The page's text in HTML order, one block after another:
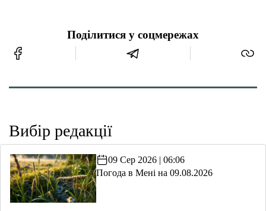
Поділитися у соцмережах
Вибір редакції
09 Сер 2026 | 06:06
Погода в Мені на 09.08.2026